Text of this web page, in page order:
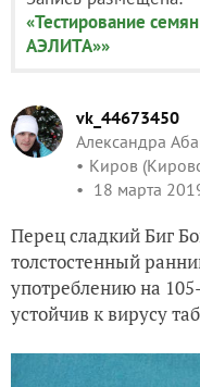
«Тестирование
АЭЛИТА»»
vk_44673450
Александра
Киров
18 марта
Перец сладкий Биг
толстостенный
употреблению на
устойчив к вирусу